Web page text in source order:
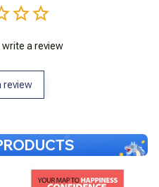
a review
review